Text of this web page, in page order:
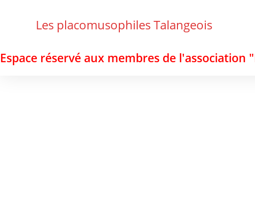
Les placomusophiles Talangeois
Espace réservé aux membres de l'association